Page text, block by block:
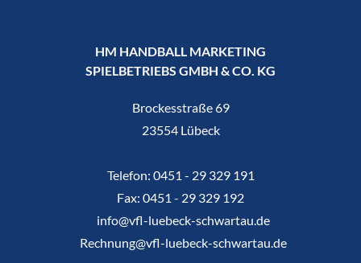
HM HANDBALL MARKETING
SPIELBETRIEBS GMBH & CO. KG
Brockesstraße 69
23554 Lübeck
Telefon: 0451 - 29 329 191
Fax: 0451 - 29 329 192
info@vfl-luebeck-schwartau.de
Rechnung@vfl-luebeck-schwartau.de